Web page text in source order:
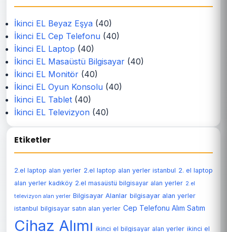
İkinci EL Beyaz Eşya (40)
İkinci EL Cep Telefonu (40)
İkinci EL Laptop (40)
İkinci EL Masaüstü Bilgisayar (40)
İkinci EL Monitör (40)
İkinci EL Oyun Konsolu (40)
İkinci EL Tablet (40)
İkinci EL Televizyon (40)
Etiketler
2.el laptop alan yerler 2.el laptop alan yerler istanbul 2. el laptop
alan yerler kadıköy 2.el masaüstü bilgisayar alan yerler 2.el
televizyon alan yerler Bilgisayar Alanlar bilgisayar alan yerler
istanbul bilgisayar satın alan yerler Cep Telefonu Alım Satım
Cihaz Alımı ikinci el bilgisayar alan yerler ikinci el